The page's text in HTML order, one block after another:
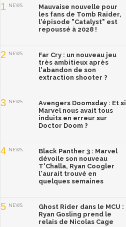
1 NEWS
Mauvaise nouvelle pour
les fans de Tomb Raider,
l'épisode "Catalyst" est
repoussé à 2028 !
2 NEWS
Far Cry : un nouveau jeu
très ambitieux après
l'abandon de son
extraction shooter ?
3 NEWS
Avengers Doomsday : Et si
Marvel nous avait tous
induits en erreur sur
Doctor Doom ?
4 NEWS
Black Panther 3 : Marvel
dévoile son nouveau
T'Challa, Ryan Coogler
l'aurait trouvé en
quelques semaines
5 NEWS
Ghost Rider dans le MCU :
Ryan Gosling prend le
relais de Nicolas Cage